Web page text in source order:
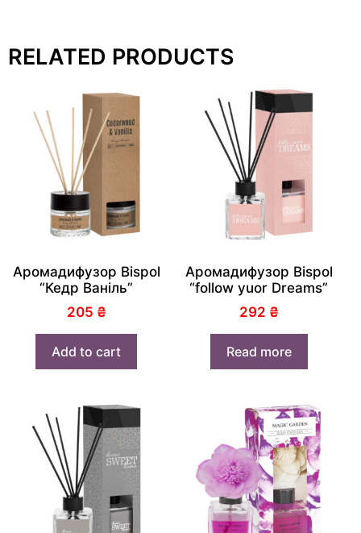
RELATED PRODUCTS
Аромадифузор Bispol
“Кедр Ваніль”
205 ₴
Add to cart
Аромадифузор Bispol
“follow yuor Dreams”
292 ₴
Read more